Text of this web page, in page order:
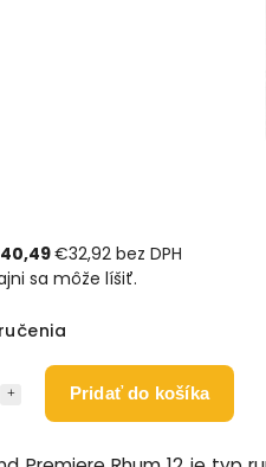
€32,92 bez DPH
sa môže líšiť.
Pridať do košíka